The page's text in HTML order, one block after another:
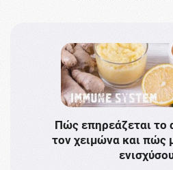
Πώς επηρεάζεται το
τον χειμώνα και πώς